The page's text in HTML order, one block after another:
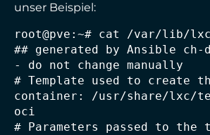
unser Beispiel:
root@pve:~# cat /var/lib/
## generated by Ansible ch-
- do not change manually
# Template used to create
container: /usr/share/lxc/
oci
# Parameters passed to the